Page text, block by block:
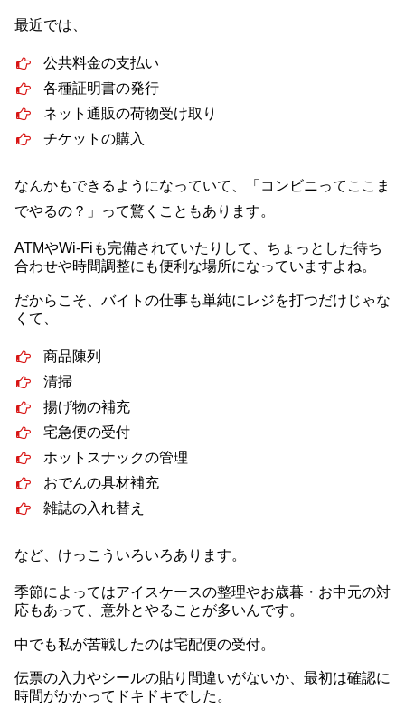
最近では、
公共料金の支払い
各種証明書の発行
ネット通販の荷物受け取り
チケットの購入
なんかもできるようになっていて、「コンビニってここま
でやるの？」って驚くこともあります。
ATMやWi-Fiも完備されていたりして、ちょっとした待ち
合わせや時間調整にも便利な場所になっていますよね。
だからこそ、バイトの仕事も単純にレジを打つだけじゃな
くて、
商品陳列
清掃
揚げ物の補充
宅急便の受付
ホットスナックの管理
おでんの具材補充
雑誌の入れ替え
など、けっこういろいろあります。
季節によってはアイスケースの整理やお歳暮・お中元の対
応もあって、意外とやることが多いんです。
中でも私が苦戦したのは宅配便の受付。
伝票の入力やシールの貼り間違いがないか、最初は確認に
時間がかかってドキドキでした。